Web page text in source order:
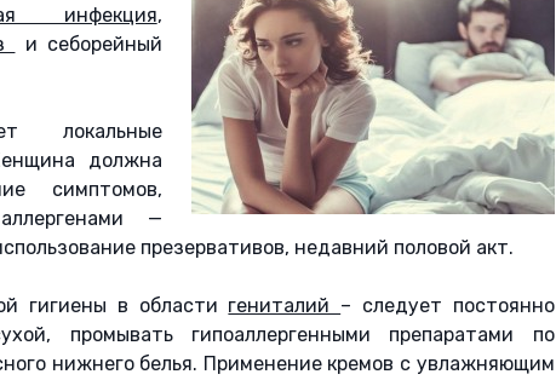
инфекция,
и себорейный
локальные
должна
симптомов,
—
презервативов, недавний половой акт.
гигиены в области гениталий – следует постоянно
промывать гипоаллергенными препаратами по
нижнего белья. Применение кремов с увлажняющим